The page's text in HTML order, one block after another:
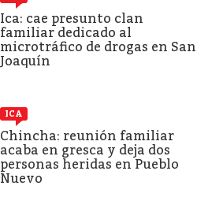
Ica: cae presunto clan
familiar dedicado al
microtráfico de drogas en San
Joaquín
ICA
Chincha: reunión familiar
acaba en gresca y deja dos
personas heridas en Pueblo
Nuevo